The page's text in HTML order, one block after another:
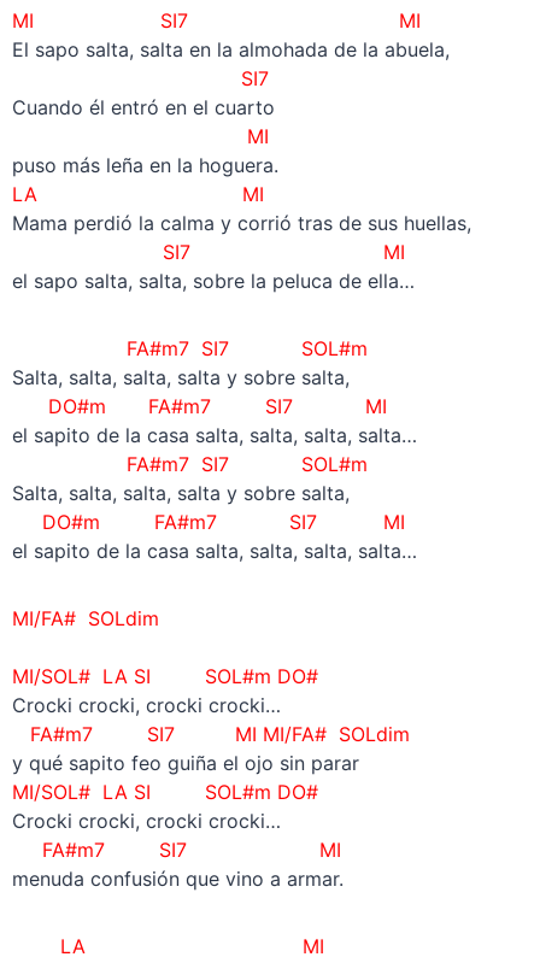
MI SI7 MI
El sapo salta, salta en la almohada de la abuela,
SI7
Cuando él entró en el cuarto
MI
puso más leña en la hoguera.
LA MI
Mama perdió la calma y corrió tras de sus huellas,
SI7 MI
el sapo salta, salta, sobre la peluca de ella…
FA#m7 SI7 SOL#m
Salta, salta, salta, salta y sobre salta,
DO#m FA#m7 SI7 MI
el sapito de la casa salta, salta, salta, salta…
FA#m7 SI7 SOL#m
Salta, salta, salta, salta y sobre salta,
DO#m FA#m7 SI7 MI
el sapito de la casa salta, salta, salta, salta…
MI/FA# SOLdim
MI/SOL#LA SI SOL#m DO#
Crocki crocki, crocki crocki…
FA#m7 SI7 MI MI/FA# SOLdim
y qué sapito feo guiña el ojo sin parar
MI/SOL#LA SI SOL#m DO#
Crocki crocki, crocki crocki…
FA#m7 SI7 MI
menuda confusión que vino a armar.
LA
MI